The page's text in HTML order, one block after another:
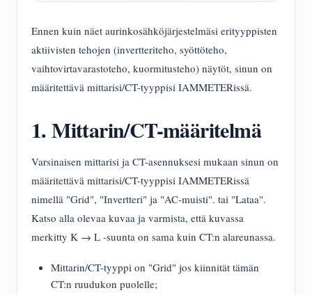
FAQ
Uutiset
Blogit
Palkinto-ohjelma
Meistä
Ennen kuin näet aurinkosähköjärjestelmäsi erityyppisten
aktiivisten tehojen (invertteriteho, syöttöteho,
vaihtovirtavarastoteho, kuormitusteho) näytöt, sinun on
määritettävä mittarisi/CT-tyyppisi IAMMETERissä.
1. Mittarin/CT-määritelmä
Varsinaisen mittarisi ja CT-asennuksesi mukaan sinun on
määritettävä mittarisi/CT-tyyppisi IAMMETERissä
nimellä "Grid", "Invertteri" ja "AC-muisti". tai "Lataa".
Katso alla olevaa kuvaa ja varmista, että kuvassa
merkitty K → L -suunta on sama kuin CT:n alareunassa.
Mittarin/CT-tyyppi on "Grid" jos kiinnität tämän
CT:n ruudukon puolelle;